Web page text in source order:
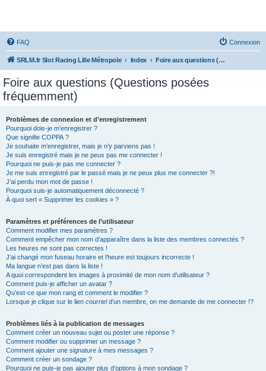
FAQ Connexion
SRLM.fr Slot Racing Lille Métropole Index Foire aux questions (Questions posées fréquemment)
Foire aux questions (Questions posées
fréquemment)
Problèmes de connexion et d’enregistrement
Pourquoi dois-je m’enregistrer ?
Que signifie COPPA ?
Je souhaite m’enregistrer, mais je n’y parviens pas !
Je suis enregistré mais je ne peux pas me connecter !
Pourquoi ne puis-je pas me connecter ?
Je me suis enregistré par le passé mais je ne peux plus me connecter ?!
J’ai perdu mon mot de passe !
Pourquoi suis-je automatiquement déconnecté ?
À quoi sert « Supprimer les cookies » ?
Paramètres et préférences de l’utilisateur
Comment modifier mes paramètres ?
Comment empêcher mon nom d’apparaître dans la liste des membres connectés ?
Les heures ne sont pas correctes !
J’ai changé mon fuseau horaire et l’heure est toujours incorrecte !
Ma langue n’est pas dans la liste !
A quoi correspondent les images à proximité de mon nom d’utilisateur ?
Comment puis-je afficher un avatar ?
Qu’est-ce que mon rang et comment le modifier ?
Lorsque je clique sur le lien courrield’un membre, on me demande de me connecter !?
Problèmes liés à la publication de messages
Comment créer un nouveau sujet ou poster une réponse ?
Comment modifier ou supprimer un message ?
Comment ajouter une signature à mes messages ?
Comment créer un sondage ?
Pourquoi ne puis-je pas ajouter plus d’options à mon sondage ?